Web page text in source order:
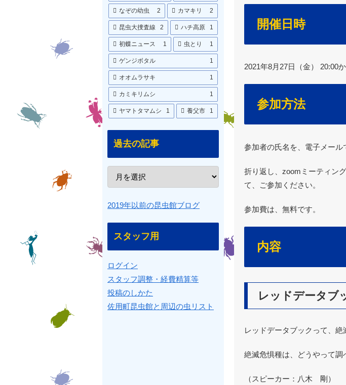
開催日時
2021年8月27日（金） 20:00
参加方法
参加者の氏名を、電子メール
折り返し、zoomミーティン
て、ご参加ください。
参加費は、無料です。
内容
レッドデータブ
レッドデータブックって、絶
絶滅危惧種は、どうやって
（スピーカー：八木 剛）
なぞの幼虫 2 カマキリ 2
昆虫大捜査線 2 ハチ高原 1
初蝶ニュース 1 虫とり 1
ゲンジボタル 1
オオムラサキ 1
カミキリムシ 1
ヤマトタマムシ 1 養父市 1
過去の記事
2019年以前の昆虫館ブログ
スタッフ用
ログイン
スタッフ調整・経費精算等
投稿のしかた
佐用町昆虫館と周辺の虫リスト